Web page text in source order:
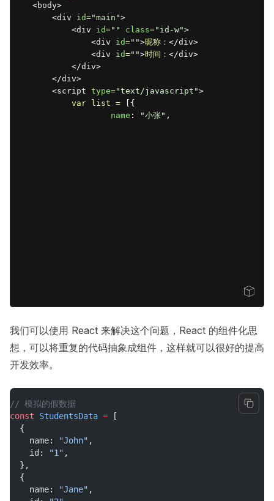
<body>
<div id="main">
<div id="" class="id-w">
<div id="">昵称： </div>
<div id="">时间： </div>
</div>
</div>
<script type="text/javascript">
var
list =
{
name : "小张" ,
},
]
length ;
Open Sandbox
我们可以使用 React 来解决这个问题，React 的组件化思
想，可以将重复的代码抽象成组件，这样就可以很好的提高
开发效率。
// 模拟的假数据
const
StudentsData = [
  {
    name:
"John" ,
    id:
"1" ,
  },
  {
    name:
"Jane" ,